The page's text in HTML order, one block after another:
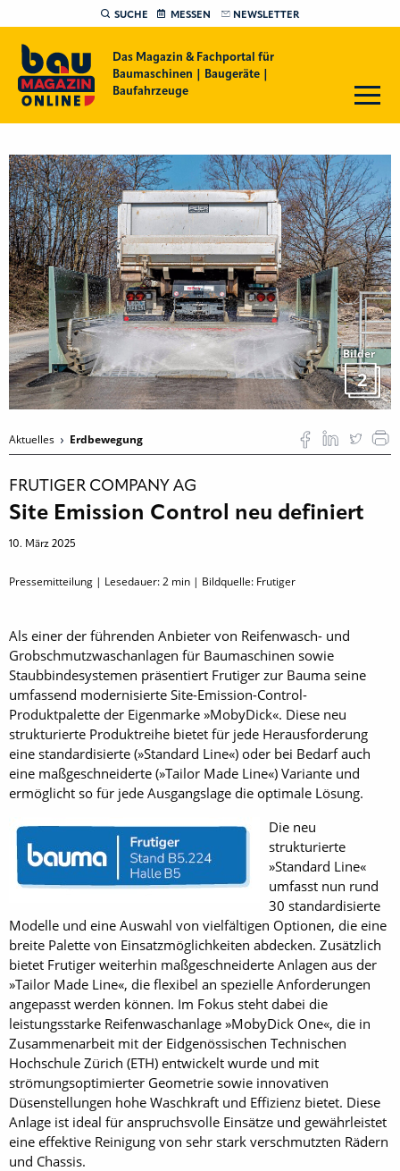
SUCHE MESSEN NEWSLETTER
Das Magazin & Fachportal für
Baumaschinen | Baugeräte |
Baufahrzeuge
Bilder
2
Aktuelles Erdbewegung
FRUTIGER COMPANY AG
Site Emission Control neu definiert
10. März 2025
Pressemitteilung | Lesedauer:2 min | Bildquelle: Frutiger
Als einer der führenden Anbieter von Reifenwasch- und
Grobschmutzwaschanlagen für Baumaschinen sowie
Staubbindesystemen präsentiert Frutiger zur Bauma seine
umfassend modernisierte Site-Emission-Control-
Produktpalette der Eigenmarke »MobyDick«. Diese neu
strukturierte Produktreihe bietet für jede Herausforderung
eine standardisierte (»Standard Line«) oder bei Bedarf auch
eine maßgeschneiderte (»Tailor Made Line«) Variante und
ermöglicht so für jede Ausgangslage die optimale Lösung.
Die neu
strukturierte
»Standard Line«
umfasst nun rund
30 standardisierte
Modelle und eine Auswahl von vielfältigen Optionen, die eine
breite Palette von Einsatzmöglichkeiten abdecken. Zusätzlich
bietet Frutiger weiterhin maßgeschneiderte Anlagen aus der
»Tailor Made Line«, die flexibel an spezielle Anforderungen
angepasst werden können. Im Fokus steht dabei die
leistungsstarke Reifenwaschanlage »MobyDick One«, die in
Zusammenarbeit mit der Eidgenössischen Technischen
Hochschule Zürich (ETH) entwickelt wurde und mit
strömungsoptimierter Geometrie sowie innovativen
Düsenstellungen hohe Waschkraft und Effizienz bietet. Diese
Anlage ist ideal für anspruchsvolle Einsätze und gewährleistet
eine effektive Reinigung von sehr stark verschmutzten Rädern
und Chassis.